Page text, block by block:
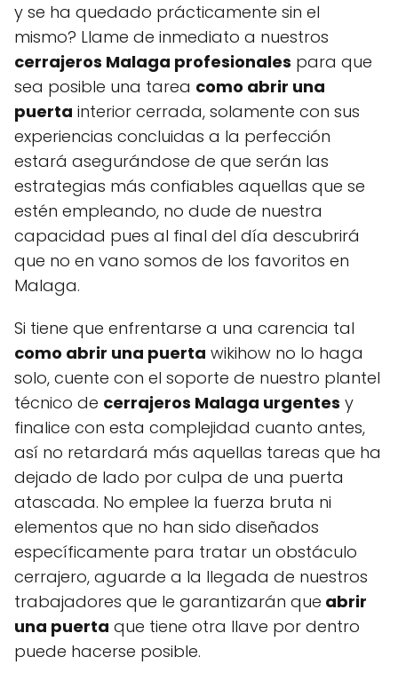
y se ha quedado prácticamente sin el
mismo? Llame de inmediato a nuestros
cerrajeros Malaga profesionales para que
sea posible una tarea como abrir una
puerta interior cerrada, solamente con sus
experiencias concluidas a la perfección
estará asegurándose de que serán las
estrategias más confiables aquellas que se
estén empleando, no dude de nuestra
capacidad pues al final del día descubrirá
que no en vano somos de los favoritos en
Malaga.
Si tiene que enfrentarse a una carencia tal
como abrir una puerta wikihow no lo haga
solo, cuente con el soporte de nuestro plantel
técnico de cerrajeros Malaga urgentes y
finalice con esta complejidad cuanto antes,
así no retardará más aquellas tareas que ha
dejado de lado por culpa de una puerta
atascada. No emplee la fuerza bruta ni
elementos que no han sido diseñados
específicamente para tratar un obstáculo
cerrajero, aguarde a la llegada de nuestros
trabajadores que le garantizarán que abrir
una puerta que tiene otra llave por dentro
puede hacerse posible.